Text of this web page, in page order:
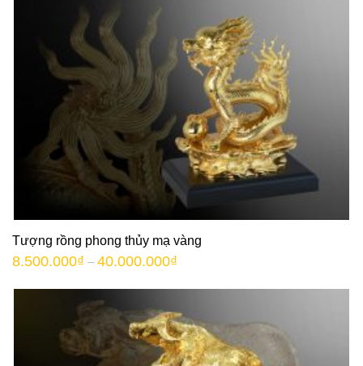
Tượng rồng phong thủy mạ vàng
8.500.000₫ – 40.000.000₫